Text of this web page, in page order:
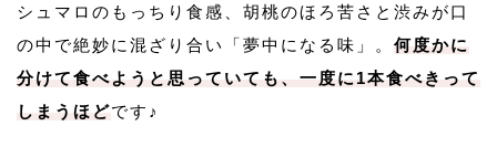
シュマロのもっちり食感、胡桃のほろ苦さと渋みが口
の中で絶妙に混ざり合い「夢中になる味」。 何度かに
分けて食べようと思っていても、一度に1本食べきって
しまうほどです♪